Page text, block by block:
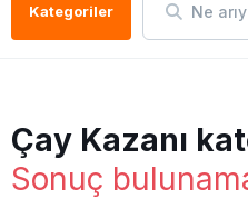
Kategoriler Ne
Çay Kazanı
Sonuç